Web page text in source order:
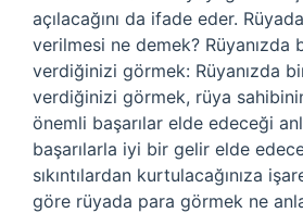
açılacağını da ifade eder.
verilmesi ne demek? Rüyanızda
verdiğinizi görmek: Rüyanızda
verdiğinizi görmek, rüya
önemli başarılar elde edeceği
başarılarla iyi bir gelir elde
sıkıntılardan kurtulacağınıza
göre rüyada para görmek ne